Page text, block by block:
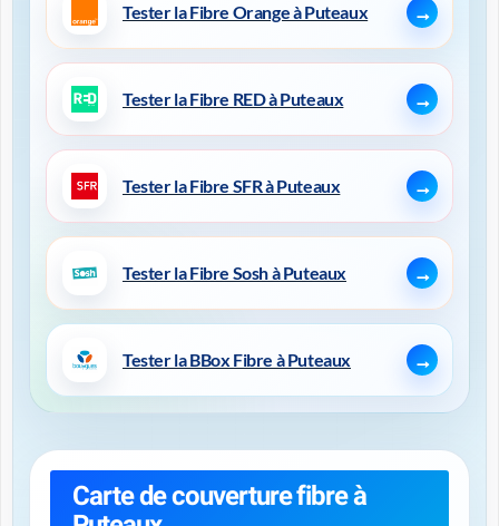
Tester la Fibre Orange à Puteaux
Tester la Fibre RED à Puteaux
Tester la Fibre SFR à Puteaux
Tester la Fibre Sosh à Puteaux
Tester la BBox Fibre à Puteaux
Carte de couverture fibre à